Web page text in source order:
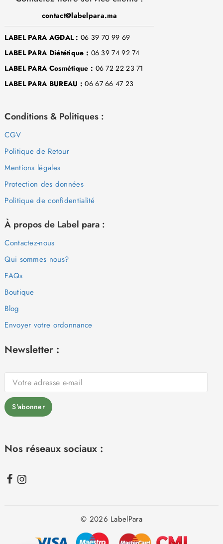
contact@labelpara.ma
LABEL PARA AGDAL : 06 39 70 99 69
LABEL PARA Diététique : 06 39 74 92 74
LABEL PARA Cosmétique : 06 72 22 23 71
LABEL PARA BUREAU : 06 67 66 47 23
Conditions & Politiques :
CGV
Politique de Retour
Mentions légales
Protection des données
Politique de confidentialité
À propos de Label para :
Contactez-nous
Qui sommes nous?
FAQs
Boutique
Blog
Envoyer votre ordonnance
Newsletter :
Nos réseaux sociaux :
© 2026 LabelPara